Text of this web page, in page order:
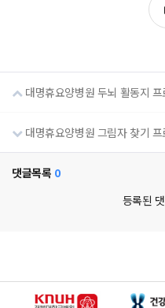
대명휴요양병원 두뇌 활동지
대명휴요양병원 그림자 찾기
댓글목록 0
등록된